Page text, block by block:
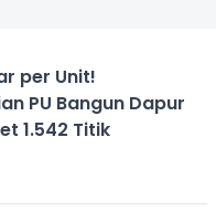
per Unit!
PU Bangun Dapur
1.542 Titik